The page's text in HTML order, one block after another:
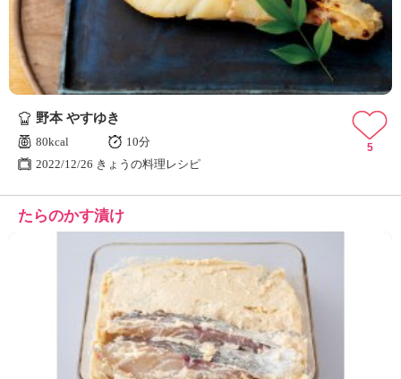
野本 やすゆき
80kcal
10分
2022/12/26 きょうの料理レシピ
5
たらのかす漬け